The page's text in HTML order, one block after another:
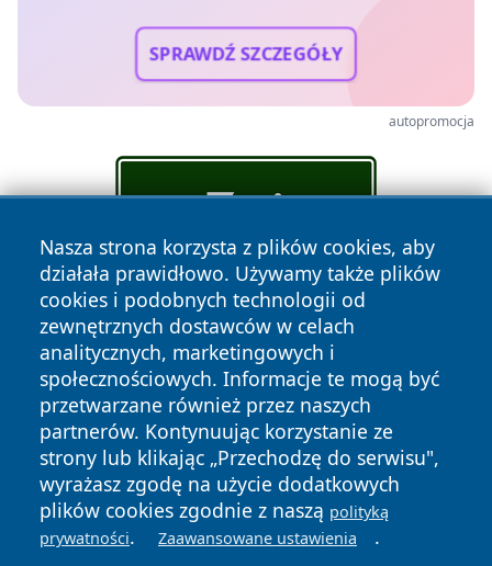
SPRAWDŹ SZCZEGÓŁY
autopromocja
Nasza strona korzysta z plików cookies, aby
działała prawidłowo. Używamy także plików
cookies i podobnych technologii od
zewnętrznych dostawców w celach
analitycznych, marketingowych i
społecznościowych. Informacje te mogą być
przetwarzane również przez naszych
partnerów. Kontynuując korzystanie ze
strony lub klikając „Przechodzę do serwisu",
wyrażasz zgodę na użycie dodatkowych
plików cookies zgodnie z naszą polityką
prywatności. Zaawansowane ustawienia .
Copyright © 2026 portalkalisz.pl Wszystkie prawa
zastrzeżone.
Polityka
Polityka